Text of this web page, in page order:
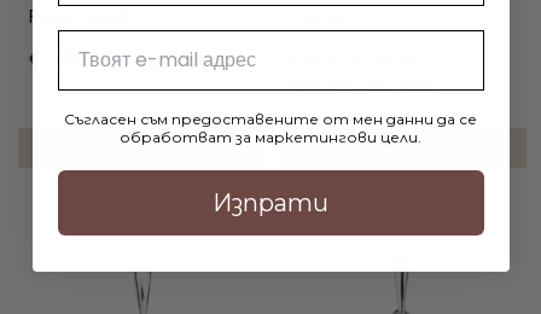
Flower Bomb
€1,090.00 / 2131.85лв.
ДОБАВИ В КОЛИЧКАТА
€29.90 / 58.48лв.
ДОБАВИ В КОЛИЧКАТА
Съгласен съм предоставените от мен данни да се
обработват за маркетингови цели.
Изпрати